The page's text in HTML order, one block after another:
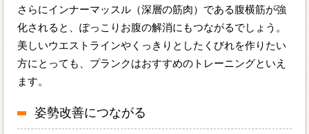
さらにインナーマッスル（深層の筋肉）である腹横筋が強
化されると、ぽっこりお腹の解消にもつながるでしょう。
美しいウエストラインやくっきりとしたくびれを作りたい
方にとっても、プランクはおすすめのトレーニングといえ
ます。
姿勢改善につながる